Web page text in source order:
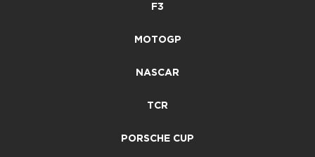
F3
MOTOGP
NASCAR
TCR
PORSCHE CUP